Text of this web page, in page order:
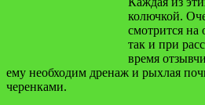
колючкой.
смотрится на
так и при
время
ему необходим дренаж и рыхлая
черенками.